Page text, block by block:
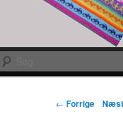
← Forrige